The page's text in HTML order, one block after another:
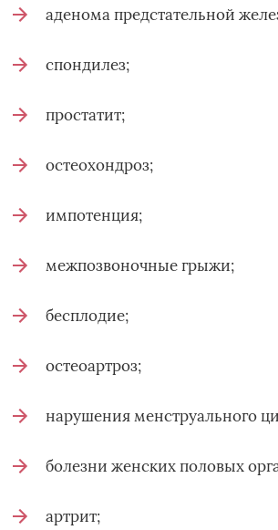
аденома предстательной
спондилез;
простатит;
остеохондроз;
импотенция;
межпозвоночные грыжи;
бесплодие;
остеоартроз;
нарушения менструального
болезни женских половых
артрит;